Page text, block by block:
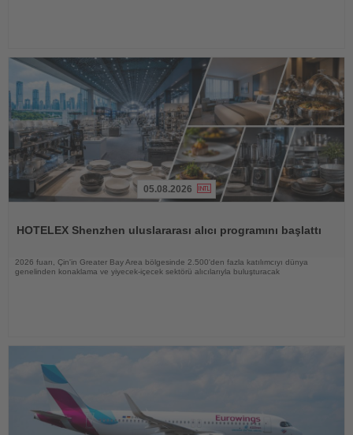
05.08.2026
HOTELEX Shenzhen uluslararası alıcı programını başlattı
2026 fuarı, Çin'in Greater Bay Area bölgesinde 2.500'den fazla katılımcıyı dünya
genelinden konaklama ve yiyecek-içecek sektörü alıcılarıyla buluşturacak